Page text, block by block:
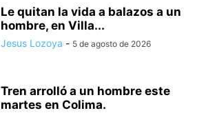
Le quitan la vida a balazos a un
hombre, en Villa...
Jesus Lozoya - 5 de agosto de 2026
Tren arrolló a un hombre este
martes en Colima.